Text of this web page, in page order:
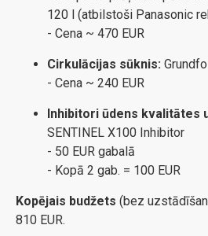
120 l (atbilstoši Panasonic
- Cena ~ 470 EUR
Cirkulācijas sūknis:
- Cena ~ 240 EUR
Inhibitori ūdens kvalitātes
SENTINEL X100 Inhibitor
- 50 EUR gabalā
- Kopā 2 gab. = 100 EUR
Kopējais budžets (bez
810 EUR.